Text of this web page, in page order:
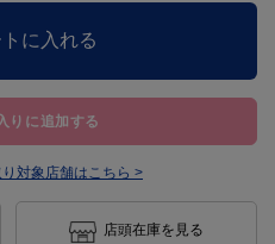
に入れる
りに追加する
対象店舗はこちら >
店頭在庫を見る